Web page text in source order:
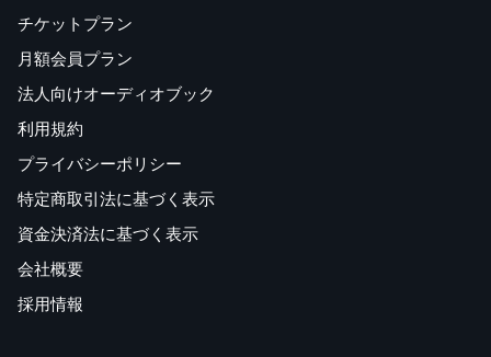
チケットプラン
月額会員プラン
法人向けオーディオブック
利用規約
プライバシーポリシー
特定商取引法に基づく表示
資金決済法に基づく表示
会社概要
採用情報